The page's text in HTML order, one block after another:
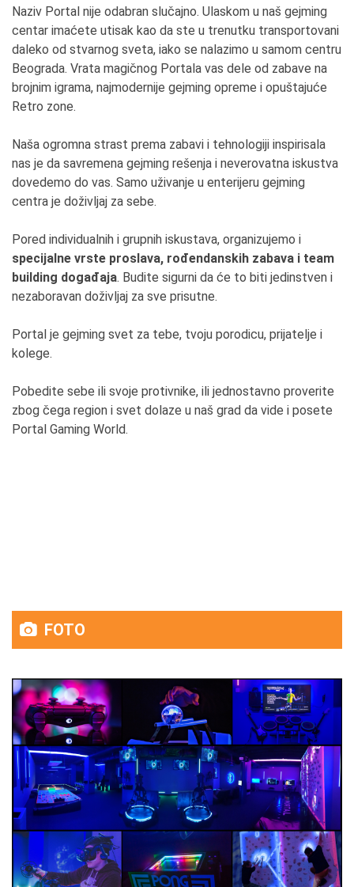
Naziv Portal nije odabran slučajno. Ulaskom u naš gejming
centar imaćete utisak kao da ste u trenutku transportovani
daleko od stvarnog sveta, iako se nalazimo u samom centru
Beograda. Vrata magičnog Portala vas dele od zabave na
brojnim igrama, najmodernije gejming opreme i opuštajuće
Retro zone.
Naša ogromna strast prema zabavi i tehnologiji inspirisala
nas je da savremena gejming rešenja i neverovatna iskustva
dovedemo do vas. Samo uživanje u enterijeru gejming
centra je doživljaj za sebe.
Pored individualnih i grupnih iskustava, organizujemo i
specijalne vrste proslava, rođendanskih zabava i team
building događaja. Budite sigurni da će to biti jedinstven i
nezaboravan doživljaj za sve prisutne.
Portal je gejming svet za tebe, tvoju porodicu, prijatelje i
kolege.
Pobedite sebe ili svoje protivnike, ili jednostavno proverite
zbog čega region i svet dolaze u naš grad da vide i posete
Portal Gaming World.
FOTO